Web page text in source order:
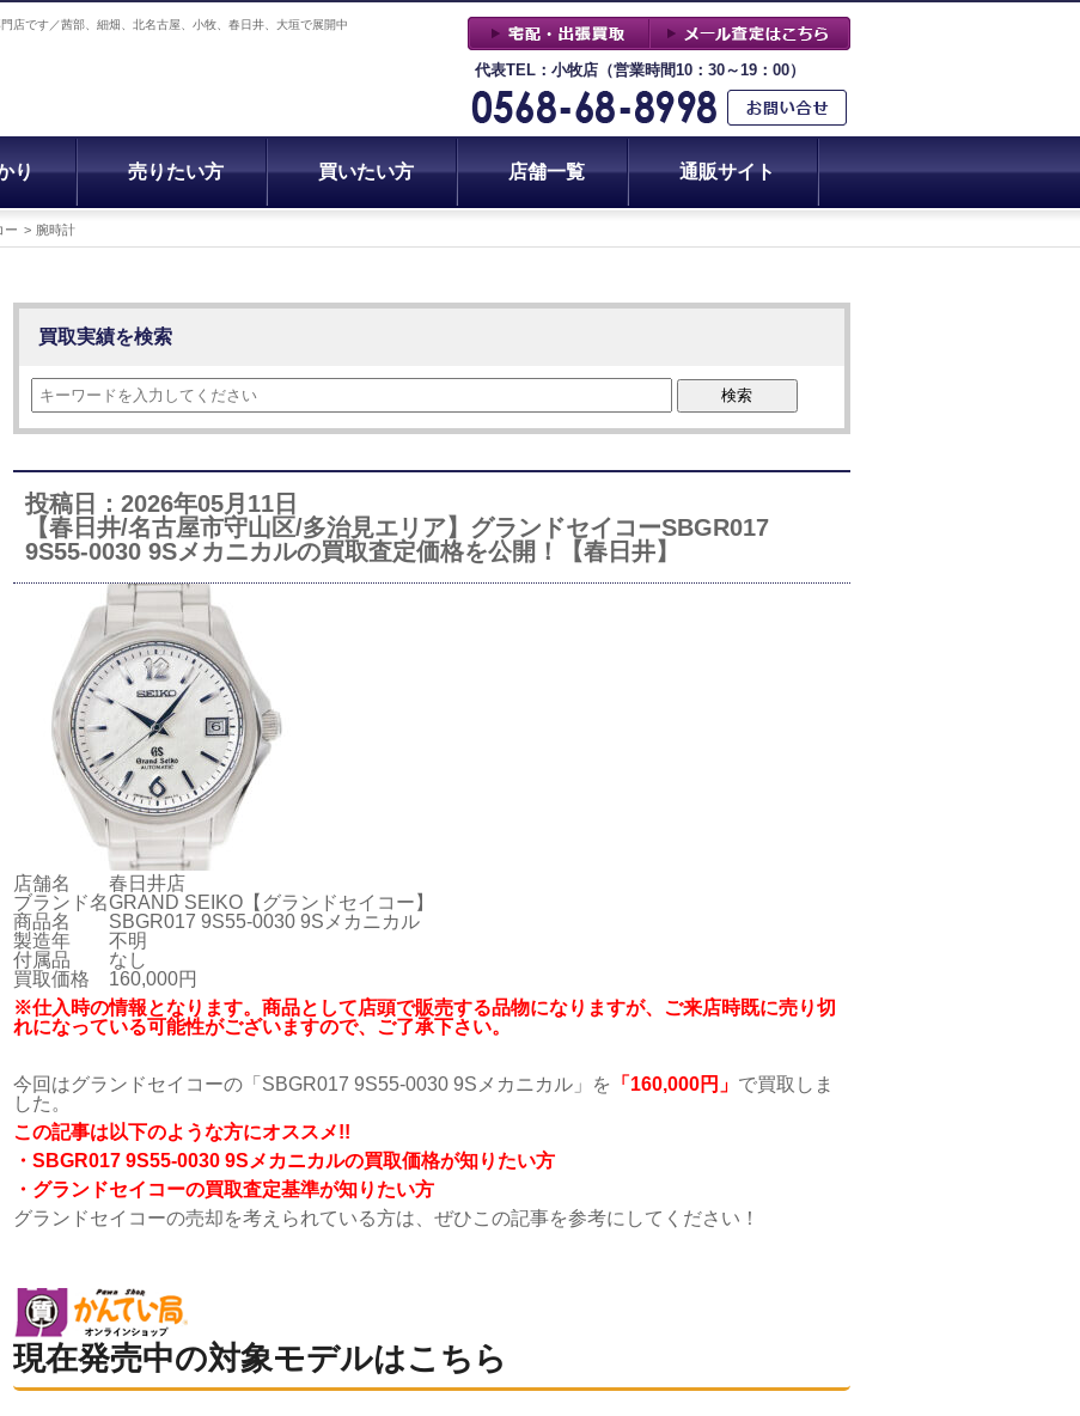
店です／茜部、細畑、北名古屋、小牧、春日井、大垣で展開中
代表TEL：小牧店（営業時間10：30～19：00）
り 売りたい方 買いたい方 店舗一覧 通販サイト
ー 腕時計
買取実績を検索
検索
投稿日：2026年05月11日
【春日井/名古屋市守山区/多治見エリア】グランドセイコーSBGR017
9S55-0030 9Sメカニカルの買取査定価格を公開！【春日井】
店舗名
春日井店
ブランド名GRAND SEIKO【グランドセイコー】
商品名
SBGR017 9S55-0030 9Sメカニカル
製造年
不明
付属品
なし
買取価格
160,000円
※仕入時の情報となります。商品として店頭で販売する品物になりますが、ご来店時既に売り切
れになっている可能性がございますので、ご了承下さい。
今回はグランドセイコーの「SBGR017 9S55-0030 9Sメカニカル」を 「160,000円」 で買取しま
した。
こ の記事は以下のような方にオススメ!!
・SBGR017 9S55-0030 9Sメカニカルの買取価格が知りたい方
・グランドセイコーの買取査定基準が知りたい方
グランドセイコーの売却を考えられている方は、ぜひこの記事を参考にしてください！
現在発売中の対象モデルはこちら